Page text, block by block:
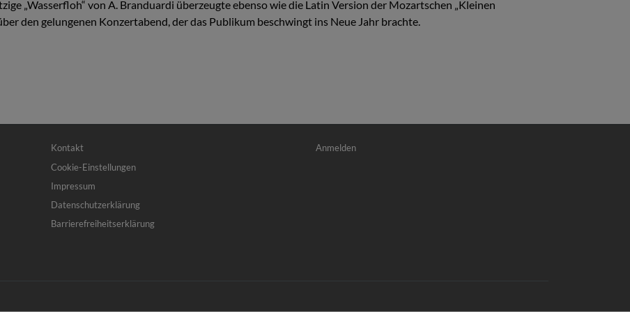
„Wasserfloh“ von A. Branduardi überzeugte ebenso wie die Latin Version der Mozartschen „Kleinen
den gelungenen Konzertabend, der das Publikum beschwingt ins Neue Jahr brachte.
Fußbereichsmenü
Kontakt
Cookie-Einstellungen
Impressum
Datenschutzerklärung
Barrierefreiheitserklärung
Benutzermenü
Anmelden